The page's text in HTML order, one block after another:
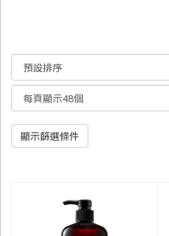
顯示篩選條件